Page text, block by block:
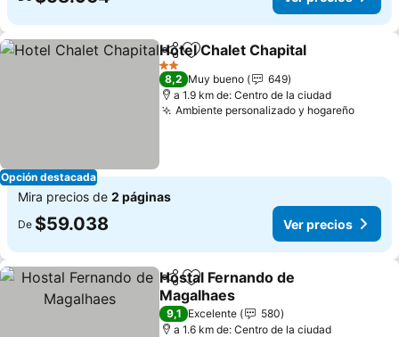
Opción destacada
CompartirAgregar a favoritos
Hotel Chalet Chapital
2 Estrellas
8,2 Muy bueno
649
a 1.9 km de: Centro de la ciudad
Ambiente personalizado y hogareñoVer
Mira precios de 2 páginas
De $59.038 Ver precios
CompartirAgregar a favoritos
Hostal Fernando de
Magalhaes
Ver precios
9,1 Excelente
580
a 1.6 km de: Centro de la ciudad